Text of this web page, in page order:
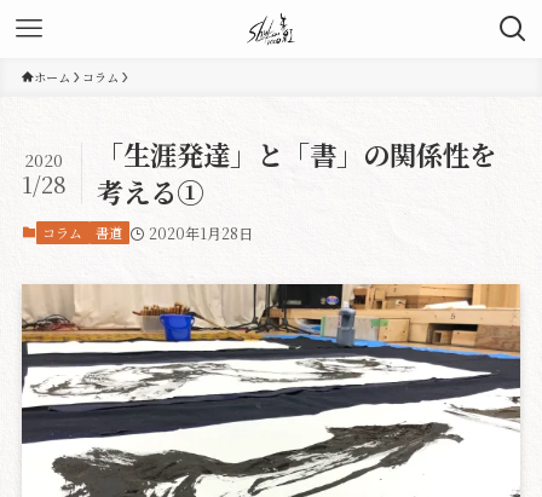
ホーム コラム
「生涯発達」と「書」の関係性を
考える①
2020
1/28
コラム 書道 2020年1月28日